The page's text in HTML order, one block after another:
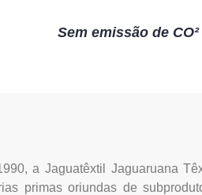
Sem emissão de CO²
a Jaguatêxtil Jaguaruana
primas oriundas de